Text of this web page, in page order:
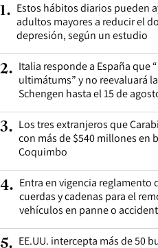
1. Estos hábitos diarios pueden
adultos mayores a reducir el
depresión, según un estudio
2. Italia responde a España que
ultimátums” y no reevaluará
Schengen hasta el 15 de
3. Los tres extranjeros que
con más de $540 millones en
Coquimbo
4. Entra en vigencia reglamento
cuerdas y cadenas para el
vehículos en panne o
5. EE.UU. intercepta más de 50